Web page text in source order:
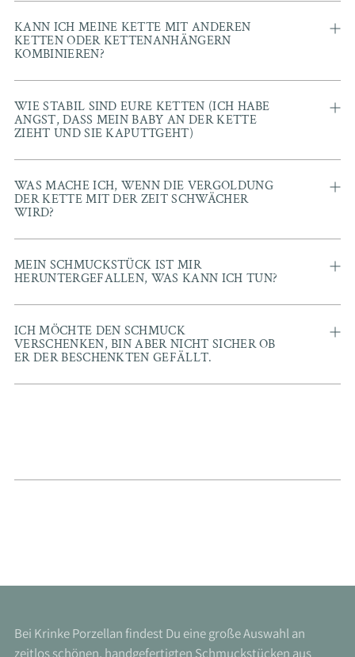
KANN ICH MEINE KETTE MIT ANDEREN
KETTEN ODER KETTENANHÄNGERN
KOMBINIEREN?
WIE STABIL SIND EURE KETTEN (ICH HABE
ANGST, DASS MEIN BABY AN DER KETTE
ZIEHT UND SIE KAPUTTGEHT)
WAS MACHE ICH, WENN DIE VERGOLDUNG
DER KETTE MIT DER ZEIT SCHWÄCHER
WIRD?
MEIN SCHMUCKSTÜCK IST MIR
HERUNTERGEFALLEN, WAS KANN ICH TUN?
ICH MÖCHTE DEN SCHMUCK
VERSCHENKEN, BIN ABER NICHT SICHER OB
ER DER BESCHENKTEN GEFÄLLT.
Bei Krinke Porzellan findest Du eine große Auswahl an
zeitlos schönen, handgefertigten Schmuckstücken aus